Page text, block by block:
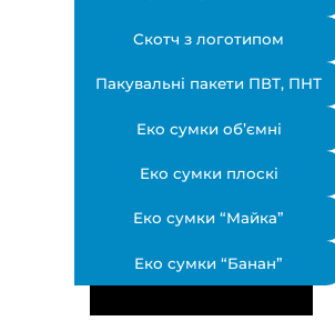
Скотч з логотипом
Пакувальні пакети ПВТ, ПНТ
Еко сумки об’ємні
Еко сумки плоскі
Еко сумки “Майка”
Еко сумки “Банан”